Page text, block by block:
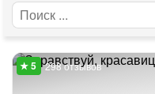
298 отзывов